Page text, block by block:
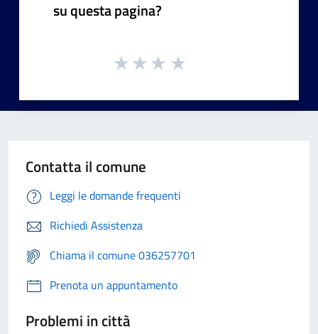
su questa pagina?
Contatta il comune
Leggi le domande frequenti
Richiedi Assistenza
Chiama il comune 036257701
Prenota un appuntamento
Problemi in città